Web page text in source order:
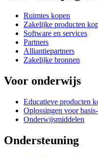
Ruimtes kopen
Zakelijke producten
Software en services
Partners
Alliantiepartners
Zakelijke bronnen
Voor onderwijs
Educatieve producten
Oplossingen voor
Onderwijsmiddelen
Ondersteuning